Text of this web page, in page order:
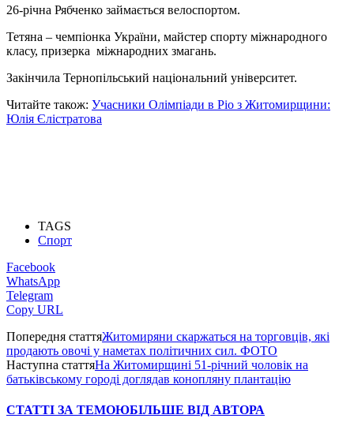
26-річна Рябченко займається велоспортом.
Тетяна – чемпіонка України, майстер спорту міжнародного
класу, призерка міжнародних змагань.
Закінчила Тернопільський національний університет.
Читайте також: Учасники Олімпіади в Ріо з Житомирщини:
Юлія Єлістратова
TAGS
Спорт
Facebook
WhatsApp
Telegram
Copy URL
Попередня статтяЖитомиряни скаржаться на торговців, які
продають овочі у наметах політичних сил. ФОТО
Наступна статтяНа Житомирщині 51-річний чоловік на
батьківському городі доглядав конопляну плантацію
СТАТТІ ЗА ТЕМОЮБІЛЬШЕ ВІД АВТОРА